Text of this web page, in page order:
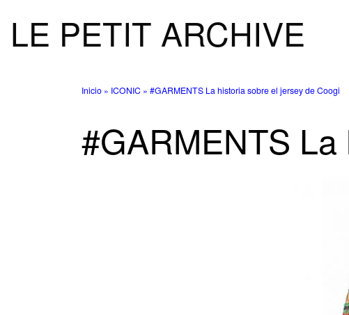
Saltar al contenido
LE PETIT ARCHIVE
Inicio » ICONIC » #GARMENTS La historia sobre el jersey de Coogi
#GARMENTS